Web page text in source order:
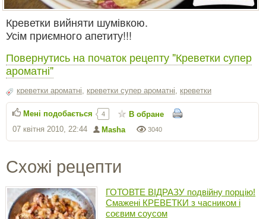
Креветки вийняти шумівкою.
Усім приємного апетиту!!!
Повернутись на початок рецепту "Креветки супер
ароматні"
креветки ароматні креветки супер ароматні креветки
3040
Masha
07 квітня 2010, 22:44
Мені подобається 4 В обране
Схожі рецепти
ГОТОВТЕ ВІДРАЗУ подвійну порцію!
Смажені КРЕВЕТКИ з часником і
соєвим соусом